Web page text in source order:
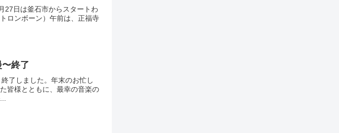
27日は釜石市からスタートわ
ロンボーン）午前は、正福寺
終了
了しました。年末のお忙し
皆様とともに、最幸の音楽の